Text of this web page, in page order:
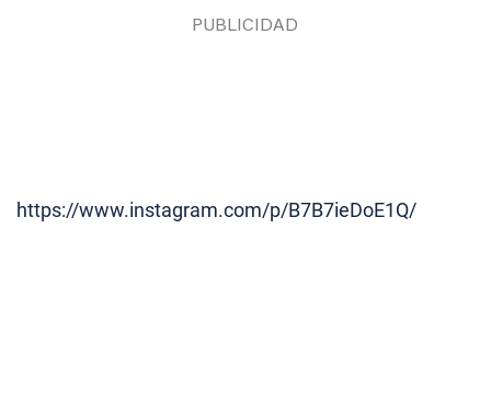
https://www.instagram.com/p/B7B7ieDoE1Q/